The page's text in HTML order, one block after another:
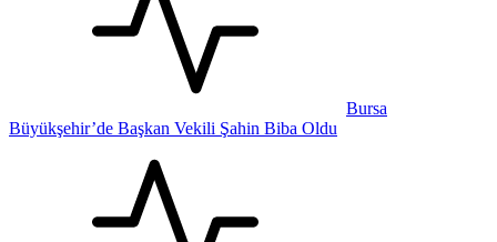
Bursa
Büyükşehir’de Başkan Vekili Şahin Biba Oldu